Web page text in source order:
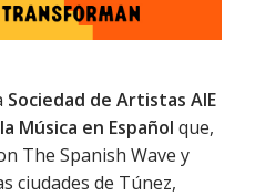
Sociedad de Artistas AIE
Música en Español que,
The Spanish Wave y
ciudades de Túnez,